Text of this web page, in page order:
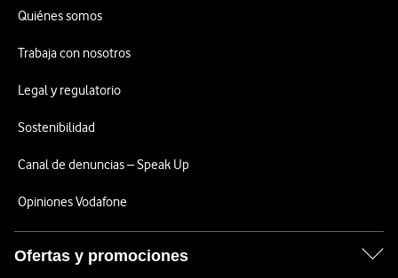
Quiénes somos
Trabaja con nosotros
Legal y regulatorio
Sostenibilidad
Canal de denuncias – Speak Up
Opiniones Vodafone
Ofertas y promociones